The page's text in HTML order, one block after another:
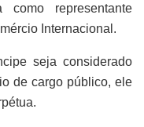
como representante
Internacional.
seja considerado
de cargo público, ele